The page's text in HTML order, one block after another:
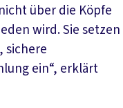
über die Köpfe
wird. Sie setzen
sichere
ein“, erklärt